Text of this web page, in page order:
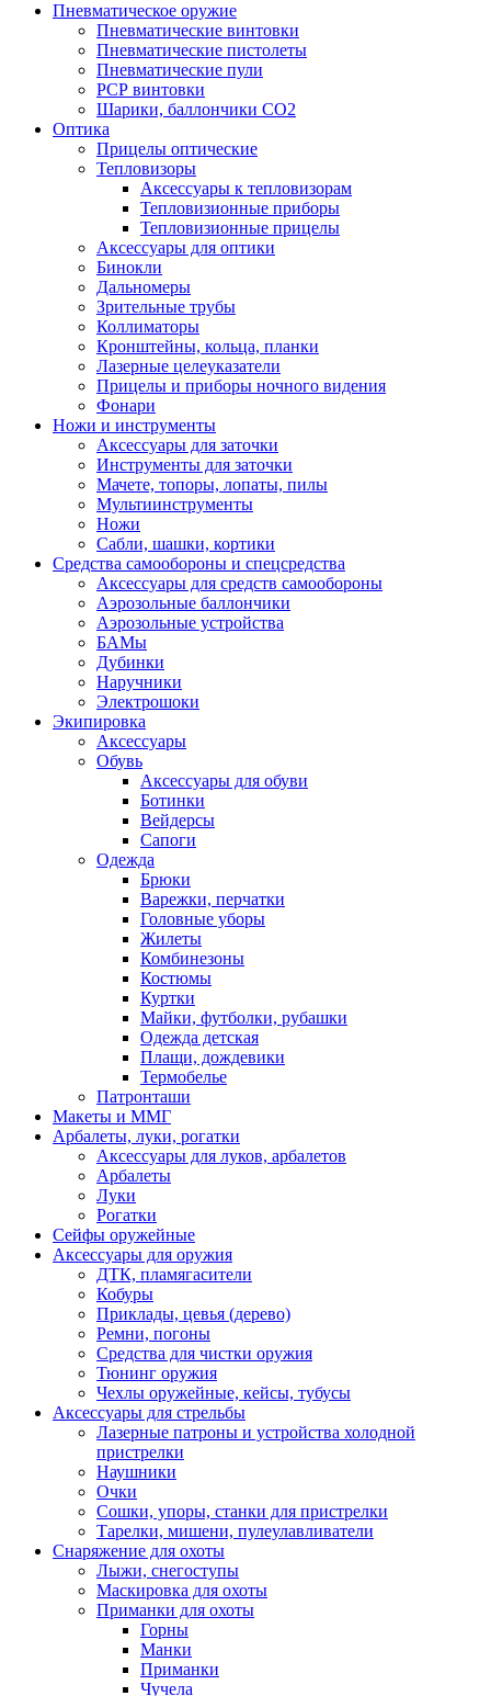
Пневматическое оружие
Пневматические винтовки
Пневматические пистолеты
Пневматические пули
РСР винтовки
Шарики, баллончики СО2
Оптика
Прицелы оптические
Тепловизоры
Аксессуары к тепловизорам
Тепловизионные приборы
Тепловизионные прицелы
Аксессуары для оптики
Бинокли
Дальномеры
Зрительные трубы
Коллиматоры
Кронштейны, кольца, планки
Лазерные целеуказатели
Прицелы и приборы ночного видения
Фонари
Ножи и инструменты
Аксессуары для заточки
Инструменты для заточки
Мачете, топоры, лопаты, пилы
Мультиинструменты
Ножи
Сабли, шашки, кортики
Средства самообороны и спецсредства
Аксессуары для средств самообороны
Аэрозольные баллончики
Аэрозольные устройства
БАМы
Дубинки
Наручники
Электрошоки
Экипировка
Аксессуары
Обувь
Аксессуары для обуви
Ботинки
Вейдерсы
Сапоги
Одежда
Брюки
Варежки, перчатки
Головные уборы
Жилеты
Комбинезоны
Костюмы
Куртки
Майки, футболки, рубашки
Одежда детская
Плащи, дождевики
Термобелье
Патронташи
Макеты и ММГ
Арбалеты, луки, рогатки
Аксессуары для луков, арбалетов
Арбалеты
Луки
Рогатки
Сейфы оружейные
Аксессуары для оружия
ДТК, пламягасители
Кобуры
Приклады, цевья (дерево)
Ремни, погоны
Средства для чистки оружия
Тюнинг оружия
Чехлы оружейные, кейсы, тубусы
Аксессуары для стрельбы
Лазерные патроны и устройства холодной
пристрелки
Наушники
Очки
Сошки, упоры, станки для пристрелки
Тарелки, мишени, пулеулавливатели
Снаряжение для охоты
Лыжи, снегоступы
Маскировка для охоты
Приманки для охоты
Горны
Манки
Приманки
Чучела